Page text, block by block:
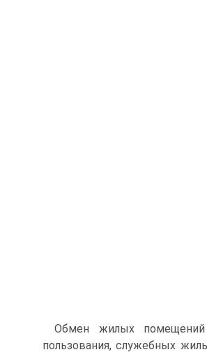
Обмен жилых помещений
пользования, служебных